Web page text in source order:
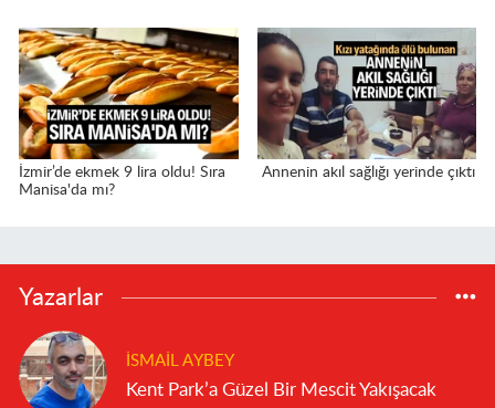
İzmir’de ekmek 9 lira oldu! Sıra
Manisa'da mı?
Annenin akıl sağlığı yerinde çıktı
Yazarlar
İSMAIL AYBEY
Kent Park’a Güzel Bir Mescit Yakışacak